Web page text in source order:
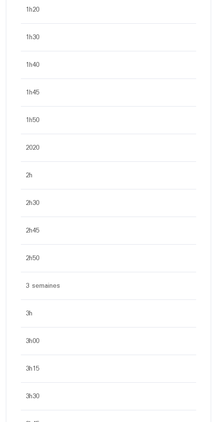
1h20
1h30
1h40
1h45
1h50
2020
2h
2h30
2h45
2h50
3 semaines
3h
3h00
3h15
3h30